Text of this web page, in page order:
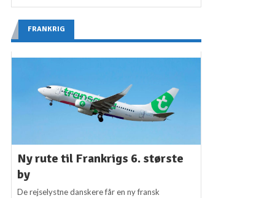
FRANKRIG
Ny rute til Frankrigs 6. største
by
De rejselystne danskere får en ny fransk